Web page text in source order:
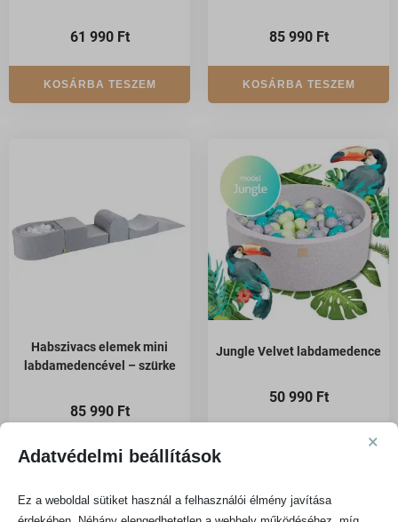
61 990 Ft
KOSÁRBA TESZEM
85 990 Ft
KOSÁRBA TESZEM
Habszivacs elemek mini
labdamedencével – szürke
85 990 Ft
KOSÁRBA TESZEM
Jungle Velvet labdamedence
50 990 Ft
Adatvédelmi beállítások
×
Ez a weboldal sütiket használ a felhasználói élmény javítása